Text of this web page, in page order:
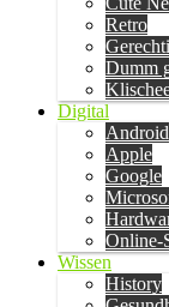
Retro
Dumm
Digital
Android
Apple
Google
Online-
Wissen
History